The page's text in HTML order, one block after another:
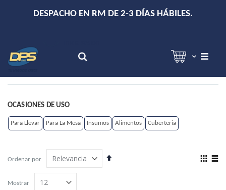
DESPACHO EN RM DE 2-3 DÍAS HÁBILES.
Ordenar por
Establecer
View
Mostrar
OCASIONES DE USO
Para Llevar Para La Mesa Insumos Alimentos Cuberteria